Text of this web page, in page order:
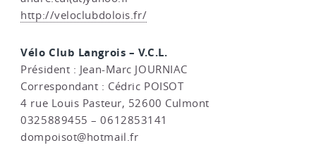
http://veloclubdolois.fr/
Vélo Club Langrois – V.C.L.
Président : Jean-Marc JOURNIAC
Correspondant : Cédric POISOT
4 rue Louis Pasteur, 52600 Culmont
0325889455 – 0612853141
dompoisot@hotmail.fr